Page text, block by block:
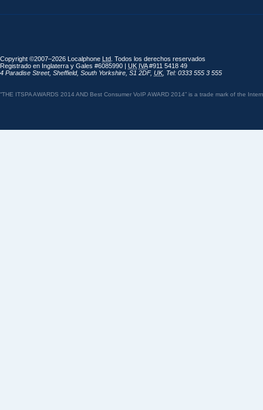
Copyright ©2007–2026 Localphone Ltd . Todos los derechos reservados
Registrado en Inglaterra y Gales #6085990 | UK IVA#911 5418 49
4 Paradise Street, Sheffield, South Yorkshire S1 2DF, UK, Tel: 0333 555 3 555
“THE ITSPA AWARDS 2014 AND Best Consumer VoIP AWARD 2014” is a trade mark of the